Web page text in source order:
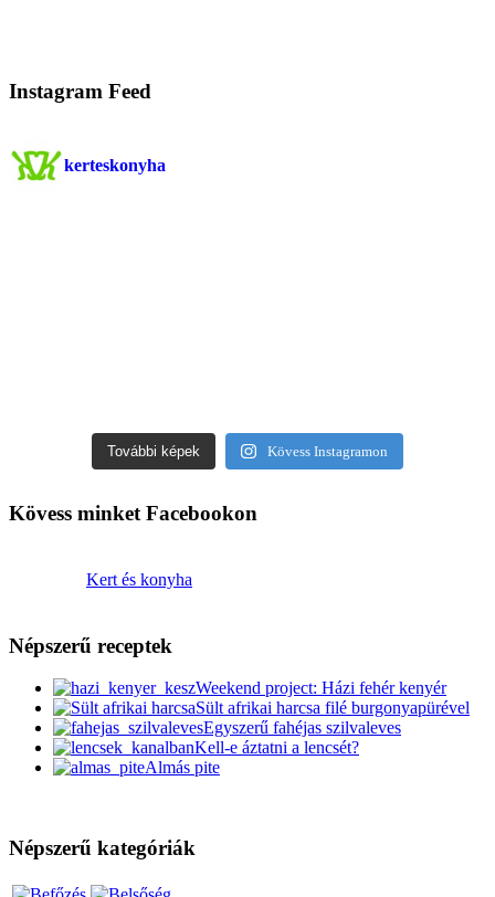
Instagram Feed
kerteskonyha
További képek Kövess Instagramon
Kövess minket Facebookon
Kert és konyha
Népszerű receptek
Weekend project: Házi fehér kenyér
Sült afrikai harcsa filé burgonyapürével
Egyszerű fahéjas szilvaleves
Kell-e áztatni a lencsét?
Almás pite
Népszerű kategóriák